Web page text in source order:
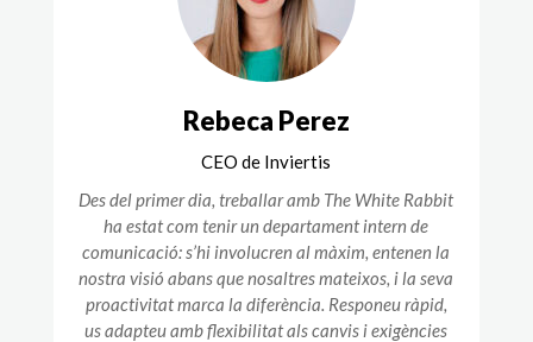
Rebeca Perez
CEO de Inviertis
Des del primer dia, treballar amb The White Rabbit
ha estat com tenir un departament intern de
comunicació: s’hi involucren al màxim, entenen la
nostra visió abans que nosaltres mateixos, i la seva
proactivitat marca la diferència. Responeu ràpid,
us adapteu amb flexibilitat als canvis i exigències